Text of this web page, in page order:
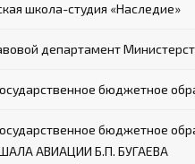
школа-студия «Наследие»
департамент
бюджетное
бюджетное
АВИАЦИИ Б.П. БУГАЕВА